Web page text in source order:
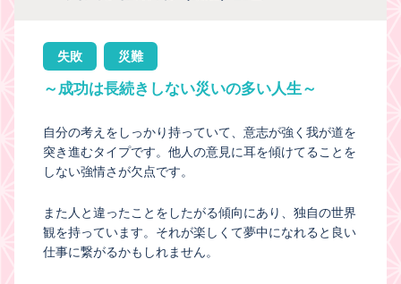
失敗 災難
～成功は長続きしない災いの多い人生～
自分の考えをしっかり持っていて、意志が強く我が道を
突き進むタイプです。他人の意見に耳を傾けてることを
しない強情さが欠点です。
また人と違ったことをしたがる傾向にあり、独自の世界
観を持っています。それが楽しくて夢中になれると良い
仕事に繋がるかもしれません。